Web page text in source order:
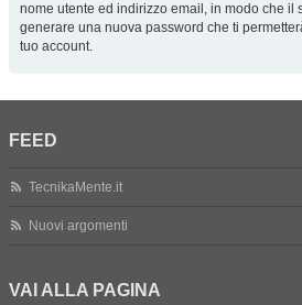
nome utente ed indirizzo email, in modo che il
generare una nuova password che ti
tuo account.
FEED
TecnikaMente.it
Nuovi argomenti
VAI ALLA PAGINA